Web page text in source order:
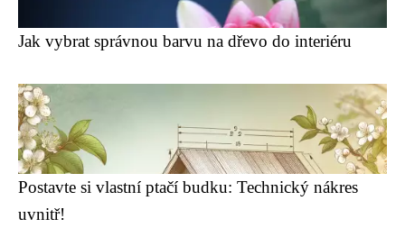
Jak vybrat správnou barvu na dřevo do interiéru
Postavte si vlastní ptačí budku: Technický nákres
uvnitř!